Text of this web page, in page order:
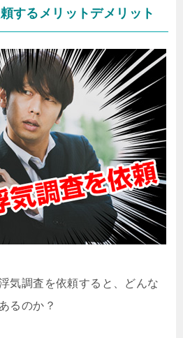
するメリットデメリット
気調査を依頼すると、どんな
るのか？